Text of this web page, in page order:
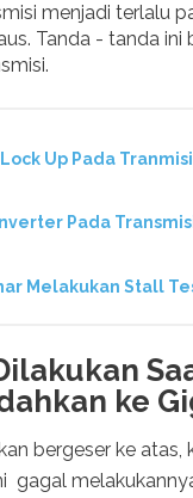
menjadi terlalu
Tanda - tanda
Up Pada
Pada
Melakukan Stall
ke
bergeser ke atas,
gagal